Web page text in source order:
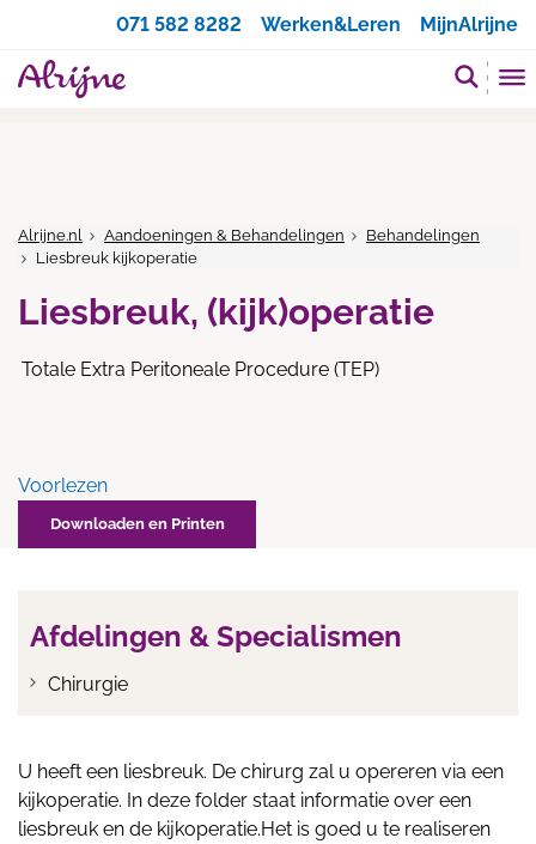
071 582 8282
Werken&Leren MijnAlrijne
Alrijne.nl Aandoeningen & Behandelingen
Behandelingen
Liesbreuk kijkoperatie
Liesbreuk, (kijk)operatie
Totale Extra Peritoneale Procedure (TEP)
Voorlezen
Downloaden en Printen
Afdelingen & Specialismen
Chirurgie
U heeft een liesbreuk. De chirurg zal u opereren via een
kijkoperatie. In deze folder staat informatie over een
liesbreuk en de kijkoperatie.Het is goed u te realiseren